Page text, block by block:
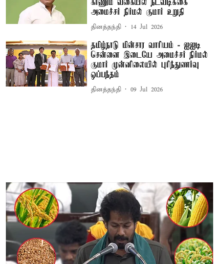
காணும் வகையில் நடவடிக்கை
அமைச்சர் நிர்மல் குமார் உறுதி
தினத்தந்தி 14 Jul 2026
தமிழ்நாடு மின்சார வாரியம் - ஐஐடி
சென்னை இடையே அமைச்சர் நிர்மல்
குமார் முன்னிலையில் புரிந்துணர்வு
ஒப்பந்தம்
தினத்தந்தி 09 Jul 2026